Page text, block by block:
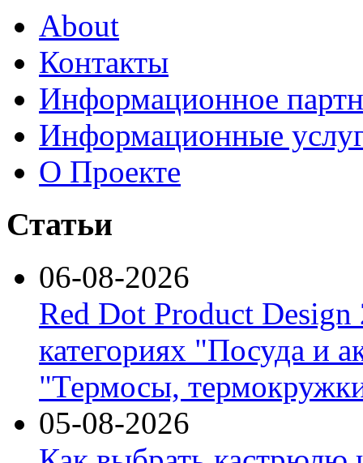
About
Контакты
Информационное
Информационные
О Проекте
Статьи
06-08-2026
Red Dot Product Design
категориях "Посуда и
"Термосы,
05-08-2026